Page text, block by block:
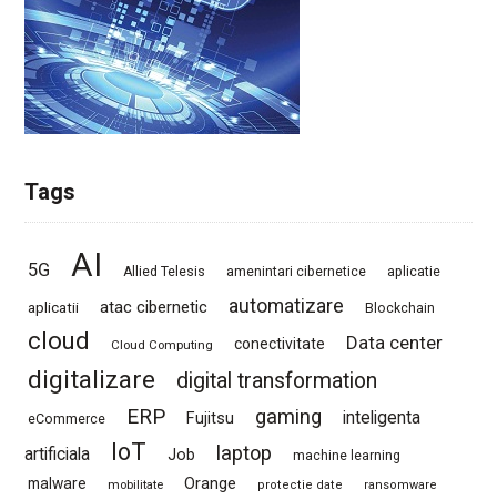
Tags
5G AI Allied Telesis amenintari cibernetice aplicatie
aplicatii atac cibernetic automatizare Blockchain
cloud Cloud Computing conectivitate Data center
digitalizare digital transformation
eCommerce ERP Fujitsu gaming
inteligenta
artificiala
IoT Job laptop machine learning
malware mobilitate Orange protectie date ransomware